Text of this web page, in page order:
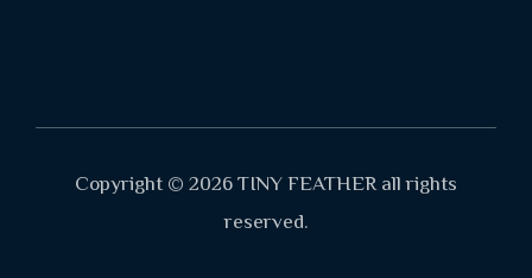
Copyright © 2026 TINY FEATHER all rights
reserved.